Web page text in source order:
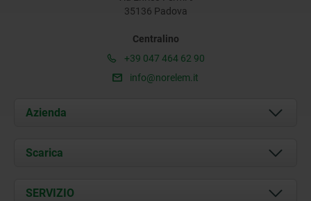
35136 Padova
Centralino
+39 047 464 62 90
info@norelem.it
Azienda
Chi siamo
Contatti
Scarica
Documents
SERVIZIO